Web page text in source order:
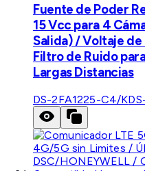
Fuente de Poder
15 Vcc para 4
Salida) / Voltaje
Filtro de Ruido
Largas Distancias
DS-2FA1225-C4/K